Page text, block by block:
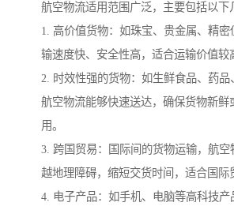
航空物流适用范围广泛，主要包括以下
1. 高价值货物：如珠宝、贵金属、精
输速度快、安全性高，适合运输价值较
2. 时效性强的货物：如生鲜食品、药品
航空物流能够快速送达，确保货物新鲜
用。
3. 跨国贸易：国际间的货物运输，航空
越地理障碍，缩短交货时间，适合国际
4. 电子产品：如手机、电脑等高科技产